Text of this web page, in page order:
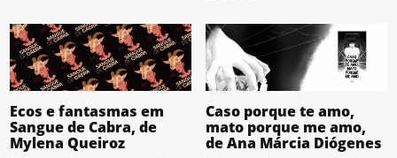
Ecos e fantasmas em
Sangue de Cabra, de
Mylena Queiroz
Caso porque te amo,
mato porque me amo,
de Ana Márcia Diógenes